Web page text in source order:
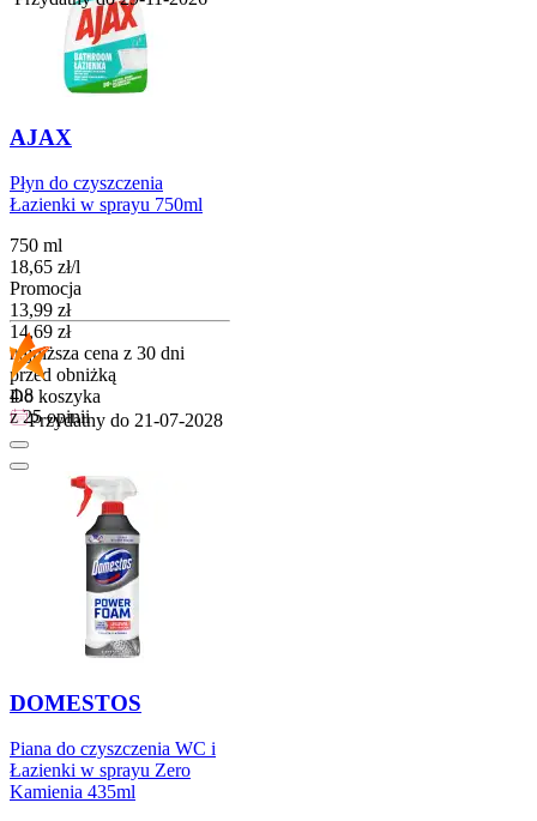
AJAX
Płyn do czyszczenia
Łazienki w sprayu 750ml
750 ml
18,65 zł/l
Promocja
Cena promocyjna
13,99 zł
14,69 zł
najniższa cena z 30 dni
przed obniżką
Do koszyka
Przydatny do 21-07-2028
4.8
z 25 opinii
DOMESTOS
Piana do czyszczenia WC i
Łazienki w sprayu Zero
Kamienia 435ml